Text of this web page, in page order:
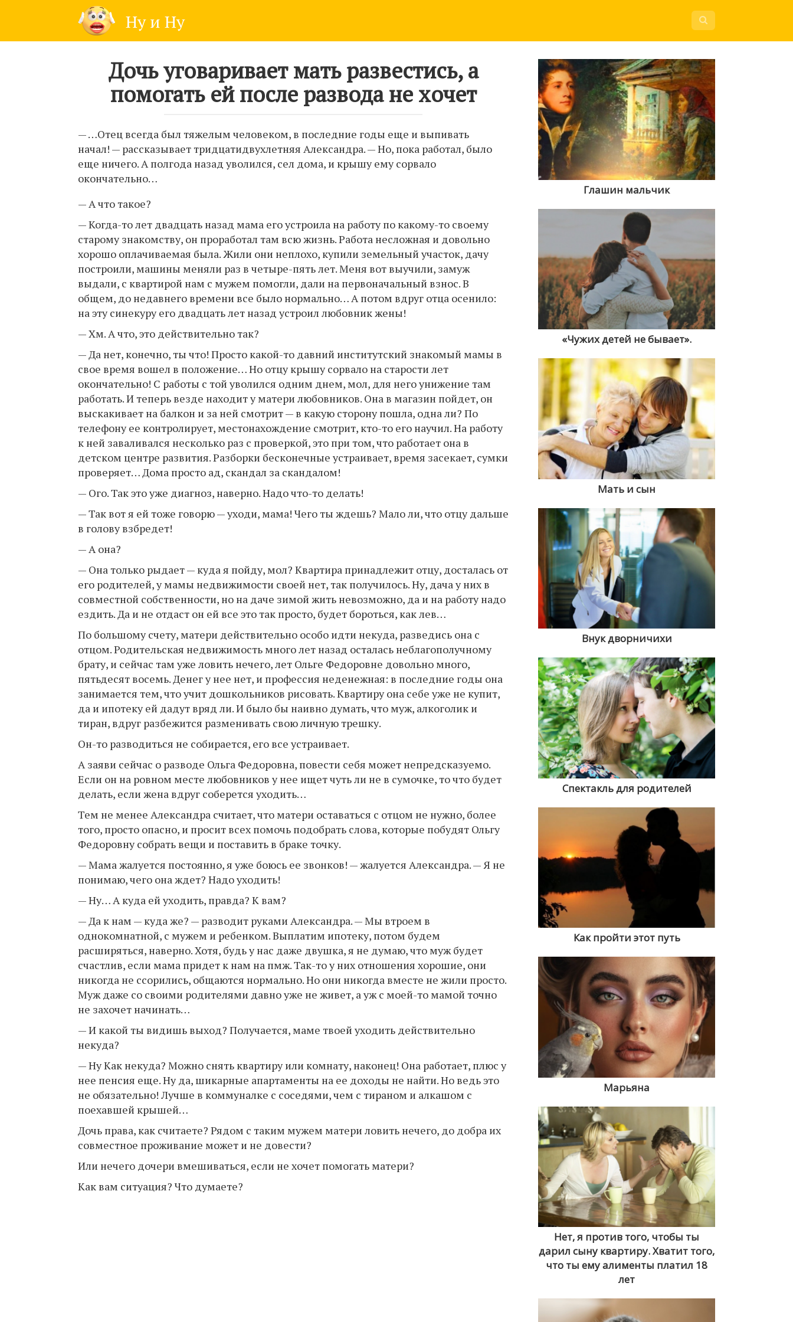
Ну и Ну
Дочь уговаривает мать развестись, а
помогать ей после развода не хочет
— …Отец всегда был тяжелым человеком, в последние годы еще и выпивать
начал! — рассказывает тридцатидвухлетняя Александра. — Но, пока работал, было
еще ничего. А полгода назад уволился, сел дома, и крышу ему сорвало
окончательно…
— А что такое?
— Когда-то лет двадцать назад мама его устроила на работу по какому-то своему
старому знакомству, он проработал там всю жизнь. Работа несложная и довольно
хорошо оплачиваемая была. Жили они неплохо, купили земельный участок, дачу
построили, машины меняли раз в четыре-пять лет. Меня вот выучили, замуж
выдали, с квартирой нам с мужем помогли, дали на первоначальный взнос. В
общем, до недавнего времени все было нормально… А потом вдруг отца осенило:
на эту синекуру его двадцать лет назад устроил любовник жены!
— Хм. А что, это действительно так?
— Да нет, конечно, ты что! Просто какой-то давний институтский знакомый мамы в
свое время вошел в положение… Но отцу крышу сорвало на старости лет
окончательно! С работы с той уволился одним днем, мол, для него унижение там
работать. И теперь везде находит у матери любовников. Она в магазин пойдет, он
выскакивает на балкон и за ней смотрит — в какую сторону пошла, одна ли? По
телефону ее контролирует, местонахождение смотрит, кто-то его научил. На работу
к ней заваливался несколько раз с проверкой, это при том, что работает она в
детском центре развития. Разборки бесконечные устраивает, время засекает, сумки
проверяет… Дома просто ад, скандал за скандалом!
— Ого. Так это уже диагноз, наверно. Надо что-то делать!
— Так вот я ей тоже говорю — уходи, мама! Чего ты ждешь? Мало ли, что отцу дальше
в голову взбредет!
— А она?
— Она только рыдает — куда я пойду, мол? Квартира принадлежит отцу, досталась от
его родителей, у мамы недвижимости своей нет, так получилось. Ну, дача у них в
совместной собственности, но на даче зимой жить невозможно, да и на работу надо
ездить. Да и не отдаст он ей все это так просто, будет бороться, как лев…
По большому счету, матери действительно особо идти некуда, разведись она с
отцом. Родительская недвижимость много лет назад осталась неблагополучному
брату, и сейчас там уже ловить нечего, лет Ольге Федоровне довольно много,
пятьдесят восемь. Денег у нее нет, и профессия неденежная: в последние годы она
занимается тем, что учит дошкольников рисовать. Квартиру она себе уже не купит,
да и ипотеку ей дадут вряд ли. И было бы наивно думать, что муж, алкоголик и
тиран, вдруг разбежится разменивать свою личную трешку.
Он-то разводиться не собирается, его все устраивает.
А заяви сейчас о разводе Ольга Федоровна, повести себя может непредсказуемо.
Если он на ровном месте любовников у нее ищет чуть ли не в сумочке, то что будет
делать, если жена вдруг соберется уходить…
Тем не менее Александра считает, что матери оставаться с отцом не нужно, более
того, просто опасно, и просит всех помочь подобрать слова, которые побудят Ольгу
Федоровну собрать вещи и поставить в браке точку.
— Мама жалуется постоянно, я уже боюсь ее звонков! — жалуется Александра. — Я не
понимаю, чего она ждет? Надо уходить!
— Ну… А куда ей уходить, правда? К вам?
— Да к нам — куда же? — разводит руками Александра. — Мы втроем в
однокомнатной, с мужем и ребенком. Выплатим ипотеку, потом будем
расширяться, наверно. Хотя, будь у нас даже двушка, я не думаю, что муж будет
счастлив, если мама придет к нам на пмж. Так-то у них отношения хорошие, они
никогда не ссорились, общаются нормально. Но они никогда вместе не жили просто.
Муж даже со своими родителями давно уже не живет, а уж с моей-то мамой точно
не захочет начинать…
— И какой ты видишь выход? Получается, маме твоей уходить действительно
некуда?
— Ну Как некуда? Можно снять квартиру или комнату, наконец! Она работает, плюс у
нее пенсия еще. Ну да, шикарные апартаменты на ее доходы не найти. Но ведь это
не обязательно! Лучше в коммуналке с соседями, чем с тираном и алкашом с
поехавшей крышей…
Дочь права, как считаете? Рядом с таким мужем матери ловить нечего, до добра их
совместное проживание может и не довести?
Или нечего дочери вмешиваться, если не хочет помогать матери?
Как вам ситуация? Что думаете?
Глашин мальчик
«Чужих детей не бывает».
Мать и сын
Внук дворничихи
Спектакль для родителей
Как пройти этот путь
Марьяна
Нет, я против того, чтобы ты
дарил сыну квартиру. Хватит того,
что ты ему алименты платил 18
лет